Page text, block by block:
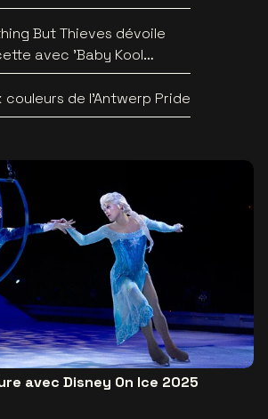
But Thieves dévoile
avec 'Baby Kool
couleurs de l'Antwerp Pride
avec Disney On Ice 2025